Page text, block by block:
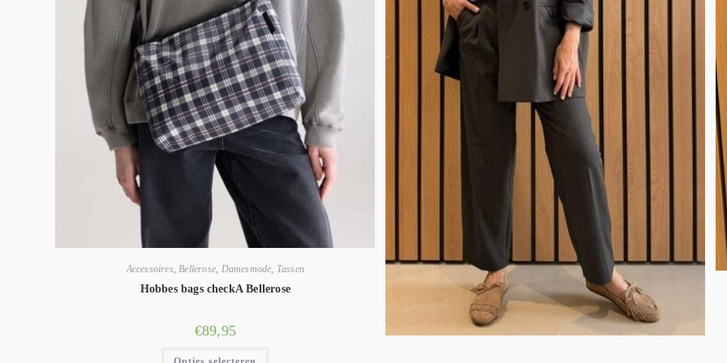
Accessoires,Bellerose, Damesmode, Tassen
Hobbes bags checkA Bellerose
€89,95